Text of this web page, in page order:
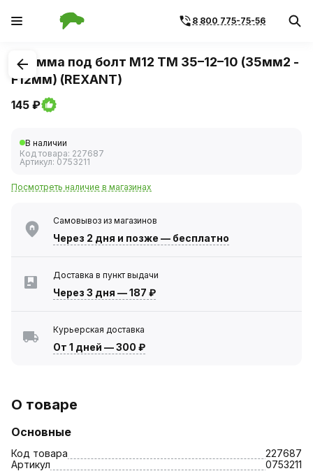
8 800 775-75-56
1/1
Клемма под болт М12 ТМ 35–12–10 (35мм2 -
F12мм) (REXANT)
145 ₽
В наличии
Код товара: 227687
Артикул: 0753211
Посмотреть наличие в магазинах
Самовывоз из магазинов
Через 2 дня и позже — бесплатно
Доставка в пункт выдачи
Через 3 дня —187 ₽
Курьерская доставка
От 1 дней —300 ₽
О товаре
Основные
Код товара
227687
Артикул
0753211